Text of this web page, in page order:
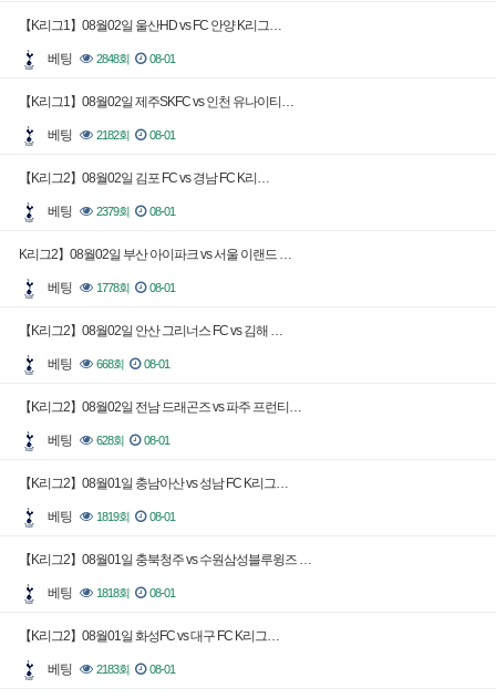
【K리그1】08월02일 울산HD vs FC 안양 K리그…
베팅 2848회 08-01
【K리그1】08월02일 제주SKFC vs 인천 유나이티…
베팅 2182회 08-01
【K리그2】08월02일 김포 FC vs 경남 FC K리…
베팅 2379회 08-01
K리그2】08월02일 부산 아이파크 vs 서울 이랜드 …
베팅 1778회 08-01
【K리그2】08월02일 안산 그리너스 FC vs 김해 …
베팅 668회 08-01
【K리그2】08월02일 전남 드래곤즈 vs 파주 프런티…
베팅 628회 08-01
【K리그2】08월01일 충남아산 vs 성남 FC K리그…
베팅 1819회 08-01
【K리그2】08월01일 충북청주 vs 수원삼성블루윙즈 …
베팅 1818회 08-01
【K리그2】08월01일 화성FC vs 대구 FC K리그…
베팅 2183회 08-01